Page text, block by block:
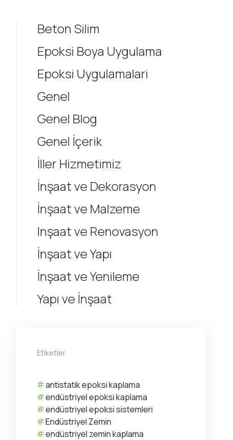
Beton Silim
Epoksi Boya Uygulama
Epoksi Uygulamalari
Genel
Genel Blog
Genel İçerik
İller Hizmetimiz
İnşaat ve Dekorasyon
İnşaat ve Malzeme
Inşaat ve Renovasyon
İnşaat ve Yapı
İnşaat ve Yenileme
Yapı ve İnşaat
Etiketler
antistatik epoksi kaplama
endüstriyel epoksi kaplama
endüstriyel epoksi sistemleri
Endüstriyel Zemin
endüstriyel zemin kaplama